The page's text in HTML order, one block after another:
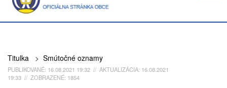
Titulka > Smútočné oznamy
PUBLIKOVANÉ: 16.08.2021 19:32 // AKTUALIZÁCIA: 16.08.2021
19:33 // ZOBRAZENÉ: 1854